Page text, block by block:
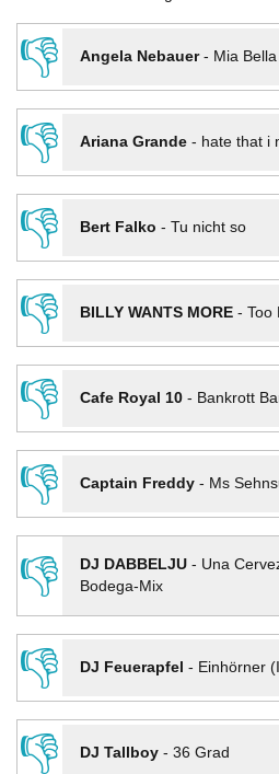
👎 Angela Nebauer- Mia
👎
Ariana Grande- hate that i
👎
Bert Falko - Tu nicht so
👎
BILLY WANTS MORE- Too
👎
Cafe Royal 10- Bankrott
👎
Captain Freddy- Ms
👎
DJ DABBELJU- Una
Bodega-Mix
👎
DJ Feuerapfel - Einhörner
👎
DJ Tallboy- 36 Grad